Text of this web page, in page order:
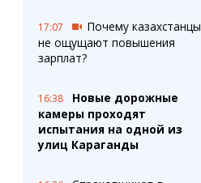
17:07
Почему казахстанцы
не ощущают повышения
зарплат?
16:38
Новые дорожные
камеры проходят
испытания на одной из
улиц Караганды